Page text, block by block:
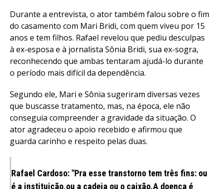
Durante a entrevista, o ator também falou sobre o fim
do casamento com Mari Bridi, com quem viveu por 15
anos e tem filhos. Rafael revelou que pediu desculpas
à ex-esposa e à jornalista Sônia Bridi, sua ex-sogra,
reconhecendo que ambas tentaram ajudá-lo durante
o período mais difícil da dependência.
Segundo ele, Mari e Sônia sugeriram diversas vezes
que buscasse tratamento, mas, na época, ele não
conseguia compreender a gravidade da situação. O
ator agradeceu o apoio recebido e afirmou que
guarda carinho e respeito pelas duas.
Rafael Cardoso: "Pra esse transtorno tem três fins: ou
é a instituição,ou a cadeia ou o caixão.A doença é